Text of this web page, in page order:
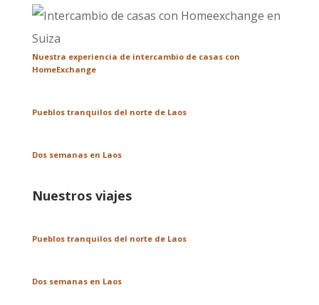
Nuestra experiencia de intercambio de casas con
HomeExchange
Pueblos tranquilos del norte de Laos
Dos semanas en Laos
Nuestros viajes
Pueblos tranquilos del norte de Laos
Dos semanas en Laos